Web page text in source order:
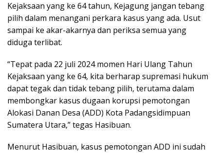
Kejaksaan yang ke 64 tahun, Kejagung jangan tebang
pilih dalam menangani perkara kasus yang ada. Usut
sampai ke akar-akarnya dan periksa semua yang
diduga terlibat.
“Tepat pada 22 juli 2024 momen Hari Ulang Tahun
Kejaksaan yang ke 64, kita berharap supremasi hukum
dapat tegak dan tidak tebang pilih, terutama dalam
membongkar kasus dugaan korupsi pemotongan
Alokasi Danan Desa (ADD) Kota Padangsidimpuan
Sumatera Utara,” tegas Hasibuan.
Menurut Hasibuan, kasus pemotongan ADD ini sudah